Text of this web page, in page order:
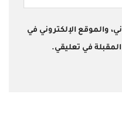
والموقع الإلكتروني في
في تعليقي.